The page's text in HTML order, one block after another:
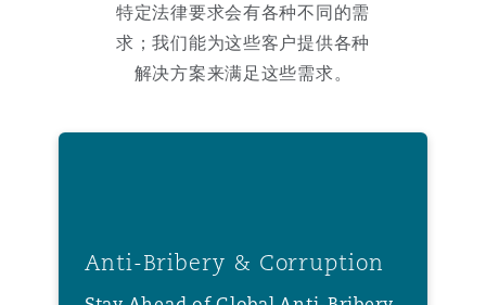
特定法律要求会有各种不同的需
求；我们能为这些客户提供各种
解决方案来满足这些需求。
Anti-Bribery & Corruption